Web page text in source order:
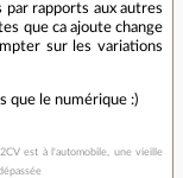
par rapports aux autres
que ca ajoute change
sur les variations
que le numérique :)
est à l'automobile, une vieille